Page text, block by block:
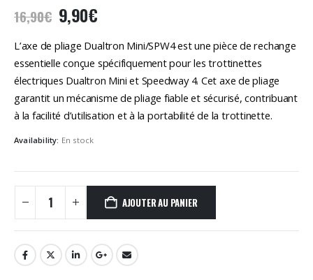
16,90€ Le
prix
initial
était :
16,90€.
9,90€Le
actuel
est :
9,90€.
L’axe de pliage Dualtron Mini/SPW4 est une pièce de rechange
essentielle conçue spécifiquement pour les trottinettes
électriques Dualtron Mini et Speedway 4. Cet axe de pliage
garantit un mécanisme de pliage fiable et sécurisé, contribuant
à la facilité d’utilisation et à la portabilité de la trottinette.
Availability: En stock
AJOUTER AU PANIER